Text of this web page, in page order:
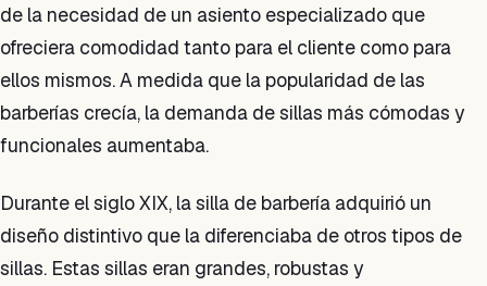
de la necesidad de un asiento especializado que
ofreciera comodidad tanto para el cliente como para
ellos mismos. A medida que la popularidad de las
barberías crecía, la demanda de sillas más cómodas y
funcionales aumentaba.
Durante el siglo XIX, la silla de barbería adquirió un
diseño distintivo que la diferenciaba de otros tipos de
sillas. Estas sillas eran grandes, robustas y